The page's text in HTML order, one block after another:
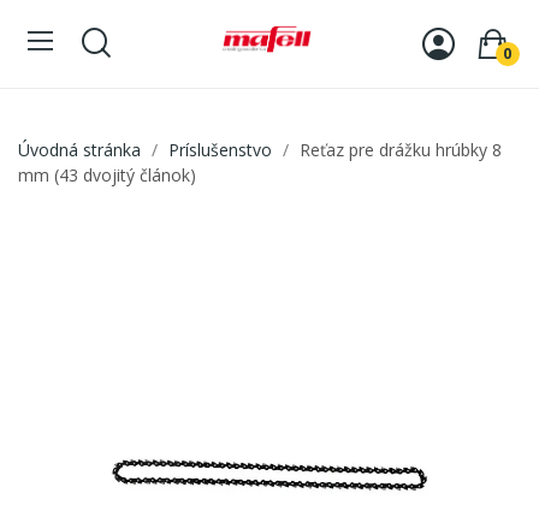
0
Úvodná stránka Príslušenstvo
Reťaz pre drážku hrúbky 8
mm (43 dvojitý článok)